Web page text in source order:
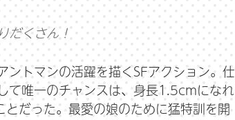
だくさん！
ントマンの活躍を描くSFアクション。仕
て唯一のチャンスは、身長1.5cmになれ
だった。最愛の娘のために猛特訓を開